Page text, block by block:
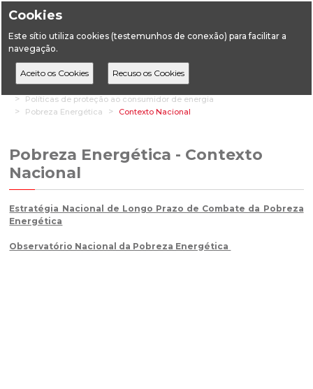
Cookies
Este sítio utiliza cookies (testemunhos de conexão) para facilitar a
navegação.
HomeÁreas Transversais
Políticas de proteção ao consumidor de energia
Pobreza Energética
Contexto Nacional
Pobreza Energética - Contexto
Nacional
Estratégia Nacional de Longo Prazo de Combate da Pobreza
Energética
Observatório Nacional da Pobreza Energética